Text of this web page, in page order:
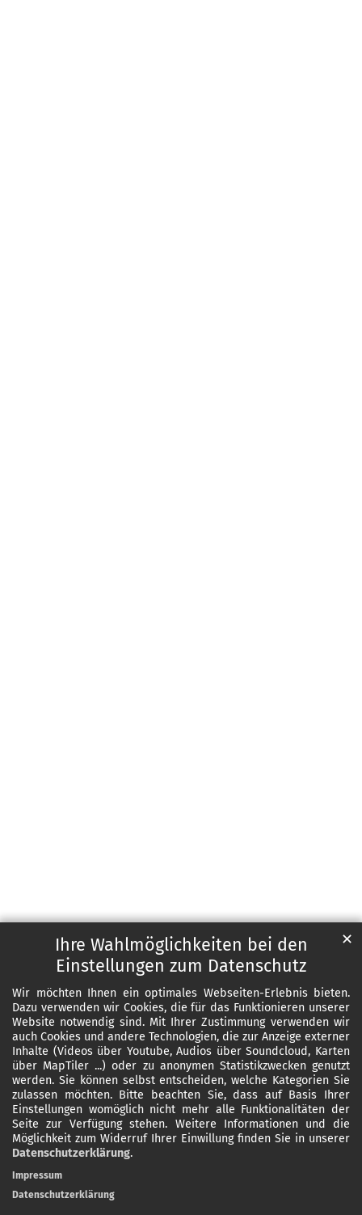
Ihre Wahlmöglichkeiten bei den
Einstellungen zum Datenschutz
Wir möchten Ihnen ein optimales Webseiten-Erlebnis bieten.
Dazu verwenden wir Cookies, die für das Funktionieren unserer
Website notwendig sind. Mit Ihrer Zustimmung verwenden wir
auch Cookies und andere Technologien, die zur Anzeige externer
Inhalte (Videos über Youtube, Audios über Soundcloud, Karten
über MapTiler ...) oder zu anonymen Statistikzwecken genutzt
werden. Sie können selbst entscheiden, welche Kategorien Sie
zulassen möchten. Bitte beachten Sie, dass auf Basis Ihrer
Einstellungen womöglich nicht mehr alle Funktionalitäten der
Seite zur Verfügung stehen. Weitere Informationen und die
Möglichkeit zum Widerruf Ihrer Einwillung finden Sie in unserer
Datenschutzerklärung.
✕
Impressum
Datenschutzerklärung